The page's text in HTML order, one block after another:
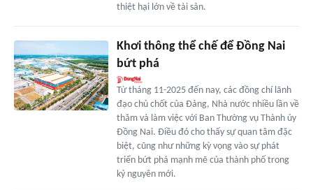
thiệt hại lớn về tài sản.
Khơi thông thể chế để Đồng Nai
bứt phá
Từ tháng 11-2025 đến nay, các đồng chí lãnh
đạo chủ chốt của Đảng, Nhà nước nhiều lần về
thăm và làm việc với Ban Thường vụ Thành ủy
Đồng Nai. Điều đó cho thấy sự quan tâm đặc
biệt, cũng như những kỳ vọng vào sự phát
triển bứt phá mạnh mẽ của thành phố trong
kỷ nguyên mới.